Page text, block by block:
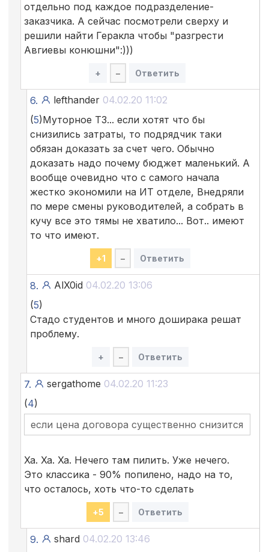
отдельно под каждое подразделение-
заказчика. А сейчас посмотрели сверху и
решили найти Геракла чтобы "разгрести
Авгиевы конюшни":)))
+ – Ответить
6. lefthander 04.02.20 11:02
(5)Муторное ТЗ... если хотят что бы
снизились затраты, то подрядчик таки
обязан доказать за счет чего. Обычно
доказать надо почему бюджет маленький. А
вообще очевидно что с самого начала
жестко экономили на ИТ отделе, Внедряли
по мере смены руководителей, а собрать в
кучу все это тямы не хватило... Вот.. имеют
то что имеют.
+1 – Ответить
8. AlX0id 04.02.20 13:06
(5)
Стадо студентов и много доширака решат
проблему.
+ – Ответить
7. sergathome 04.02.20 11:23
(4)
если цена договора существенно снизится
Ха. Ха. Ха. Нечего там пилить. Уже нечего.
Это классика - 90% попилено, надо на то,
что осталось, хоть что-то сделать
+5 – Ответить
9. shard 04.02.20 13:46